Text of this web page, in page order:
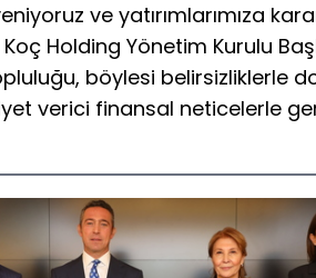
ve yatırımlarımıza
Holding Yönetim Kurulu
böylesi belirsizliklerle
verici finansal neticelerle